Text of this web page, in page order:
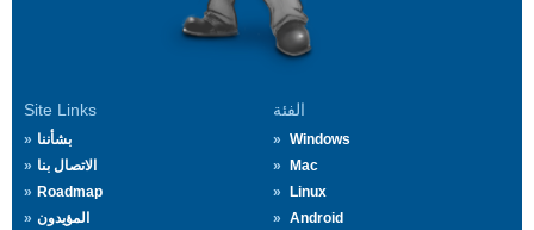
Site Links
بشأننا
الاتصال بنا
Roadmap
المؤيدون
الفئة
Windows
Mac
Linux
Android